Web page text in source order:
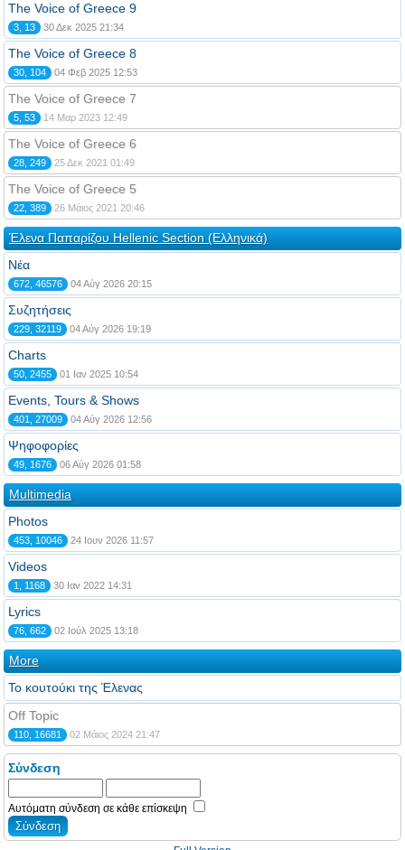
The Voice of Greece 9
3, 13 30 Δεκ 2025 21:34
The Voice of Greece 8
30, 104 04 Φεβ 2025 12:53
The Voice of Greece 7
5, 53 14 Μαρ 2023 12:49
The Voice of Greece 6
28, 249 25 Δεκ 2021 01:49
The Voice of Greece 5
22, 389 26 Μάιος 2021 20:46
Έλενα Παπαρίζου Hellenic Section (Ελληνικά)
Νέα
672, 46576 04 Αύγ 2026 20:15
Συζητήσεις
229, 32119 04 Αύγ 2026 19:19
Charts
50, 2455 01 Ιαν 2025 10:54
Events, Tours & Shows
401, 27009 04 Αύγ 2026 12:56
Ψηφοφορίες
49, 1676 06 Αύγ 2026 01:58
Multimedia
Photos
453, 10046 24 Ιουν 2026 11:57
Videos
1, 1168 30 Ιαν 2022 14:31
Lyrics
76, 662 02 Ιούλ 2025 13:18
More
Το κουτούκι της Έλενας
Off Topic
110, 16681 02 Μάιος 2024 21:47
Σύνδεση
Αυτόματη σύνδεση σε κάθε επίσκεψη